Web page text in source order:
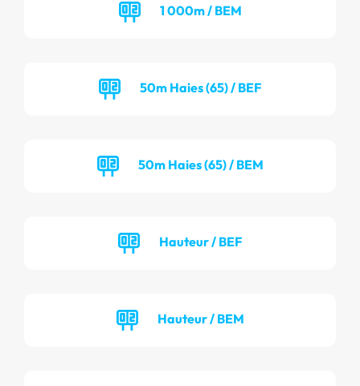
1 000m / BEM
50m Haies (65) / BEF
50m Haies (65) / BEM
Hauteur / BEF
Hauteur / BEM